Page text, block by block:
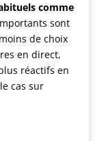
comme
sont
de choix
en direct,
réactifs en
cas sur